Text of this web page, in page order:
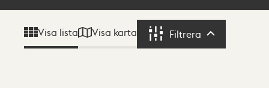
Visa lista Visa karta Filtrera Filtrera